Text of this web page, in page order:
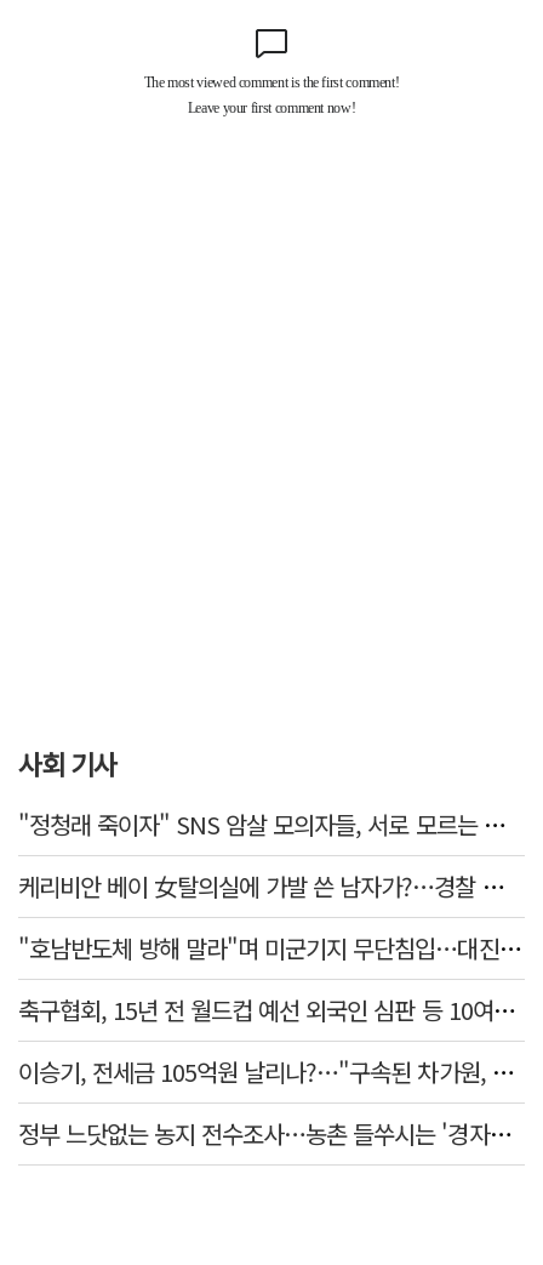
사회 기사
"정청래 죽이자" SNS 암살 모의자들, 서로 모르는 사이였다…檢송치
케리비안 베이 女탈의실에 가발 쓴 남자가?…경찰 추적 중
"호남반도체 방해 말라"며 미군기지 무단침입…대진연 회원 3명 '구속'
축구협회, 15년 전 월드컵 예선 외국인 심판 등 10여명에 '성 접대'
이승기, 전세금 105억원 날리나?…"구속된 차가원, 형사 범죄 영역"
정부 느닷없는 농지 전수조사…농촌 들쑤시는 '경자유전'의 칼날